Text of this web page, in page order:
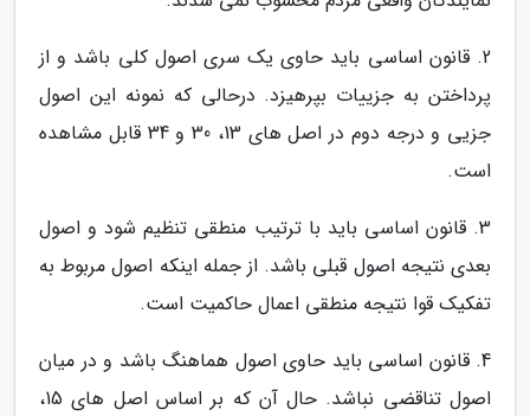
2. قانون اساسی باید حاوی یک سری اصول کلی باشد و از
پرداختن به جزییات بپرهیزد. درحالی که نمونه این اصول
جزیی و درجه دوم در اصل های 13، 30 و 34 قابل مشاهده
است.
3. قانون اساسی باید با ترتیب منطقی تنظیم شود و اصول
بعدی نتیجه اصول قبلی باشد. از جمله اینکه اصول مربوط به
تفکیک قوا نتیجه منطقی اعمال حاکمیت است.
4. قانون اساسی باید حاوی اصول هماهنگ باشد و در میان
اصول تناقضی نباشد. حال آن که بر اساس اصل های 15،